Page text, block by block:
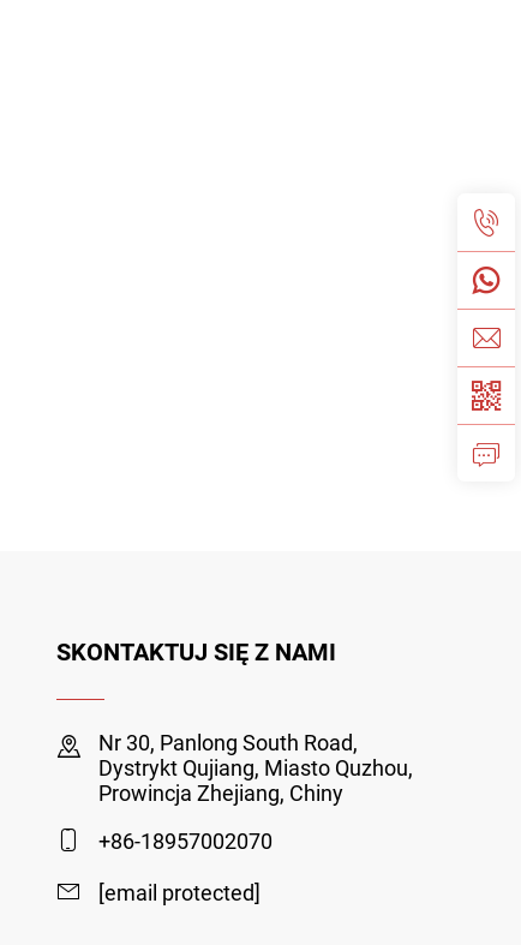
SKONTAKTUJ SIĘ Z NAMI
Nr 30, Panlong South Road,
Dystrykt Qujiang, Miasto Quzhou,
Prowincja Zhejiang, Chiny
+86-18957002070
[email protected]